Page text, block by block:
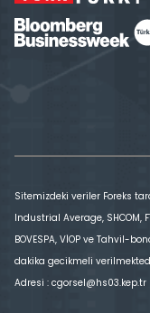
Sitemizdeki veriler Foreks
Industrial Average, SHCOM,
BOVESPA, VİOP ve Tahvil-
dakika gecikmeli
Adresi : cgorsel@hs03.kep.tr